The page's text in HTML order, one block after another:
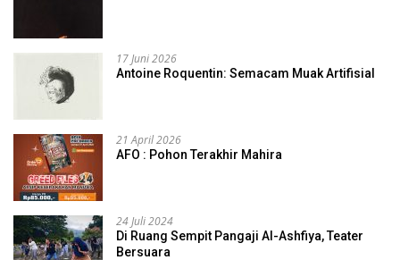
17 Juni 2026
Antoine Roquentin: Semacam Muak Artifisial
21 April 2026
AFO : Pohon Terakhir Mahira
24 Juli 2024
Di Ruang Sempit Pangaji Al-Ashfiya, Teater
Bersuara